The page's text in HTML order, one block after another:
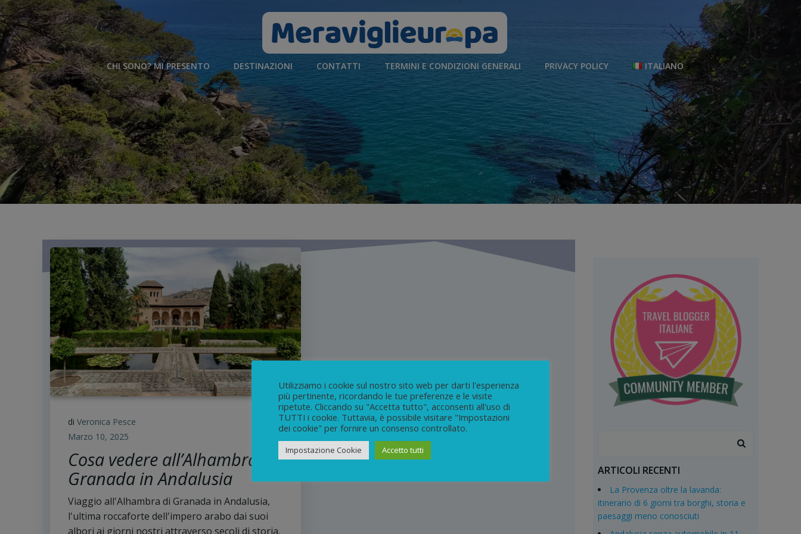
Vai
al
contenuto
CHI SONO? MI PRESENTO DESTINAZIONI CONTATTI TERMINI E CONDIZIONI GENERALI PRIVACY POLICY ITALIANO
di Veronica Pesce
Marzo 10, 2025
Cosa vedere all’Alhambra di
Granada in Andalusia
Viaggio all'Alhambra di Granada in Andalusia,
l'ultima roccaforte dell'impero arabo dai suoi
albori ai giorni nostri attraverso secoli di storia.
ARTICOLI RECENTI
La Provenza oltre la lavanda:
itinerario di 6 giorni tra borghi, storia e
paesaggi meno conosciuti
Utilizziamo i cookie sul nostro sito web per darti l'esperienza
più pertinente, ricordando le tue preferenze e le visite
ripetute. Cliccando su "Accetta tutto", acconsenti all'uso di
TUTTI i cookie. Tuttavia, è possibile visitare "Impostazioni
dei cookie" per fornire un consenso controllato.
Impostazione Cookie Accetto tutti